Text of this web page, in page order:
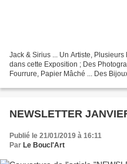
Jack & Sirius ... Un Artiste,
dans cette Exposition ; Des
Fourrure, Papier Mâché ... Des
NEWSLETTER
Publié le 21/01/2019 à 16:11
Par Le Boucl'Art